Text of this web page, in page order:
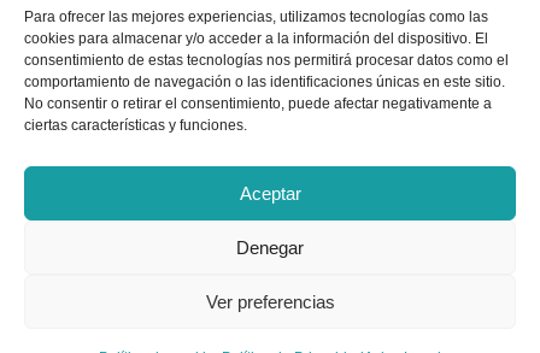
Para ofrecer las mejores experiencias, utilizamos tecnologías como las
cookies para almacenar y/o acceder a la información del dispositivo. El
consentimiento de estas tecnologías nos permitirá procesar datos como el
comportamiento de navegación o las identificaciones únicas en este sitio.
No consentir o retirar el consentimiento, puede afectar negativamente a
ciertas características y funciones.
Aceptar
Denegar
Ver preferencias